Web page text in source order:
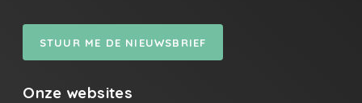
STUUR ME DE NIEUWSBRIEF
Onze websites